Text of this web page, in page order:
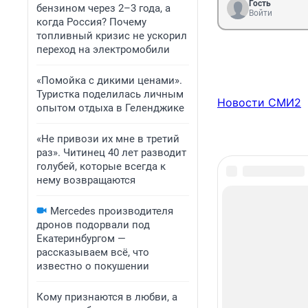
бензином через 2–3 года, а
когда Россия? Почему
топливный кризис не ускорил
переход на электромобили
«Помойка с дикими ценами».
Туристка поделилась личным
опытом отдыха в Геленджике
«Не привози их мне в третий
раз». Читинец 40 лет разводит
голубей, которые всегда к
нему возвращаются
Mercedes производителя
дронов подорвали под
Екатеринбургом —
рассказываем всё, что
известно о покушении
Кому признаются в любви, а
Гость
Войти
Новости СМИ2